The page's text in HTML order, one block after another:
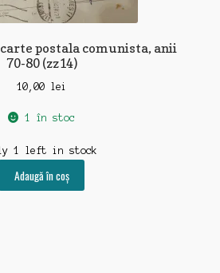
carte postala comunista, anii
70-80 (zz14)
10,00 lei
1 în stoc
1 left in stock
Adaugă în coș